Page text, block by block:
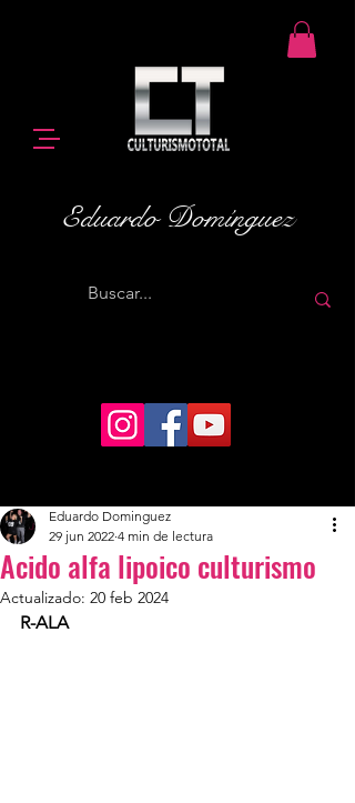
Eduardo Domínguez
Acido alfa lipoico culturismo
Eduardo Dominguez
29 jun 2022 4 min de lectura
Actualizado: 20 feb 2024
R-ALA